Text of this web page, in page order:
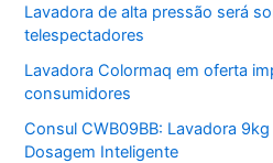
Lavadora de alta pressão será
telespectadores
Lavadora Colormaq em oferta
consumidores
Consul CWB09BB: Lavadora
Dosagem Inteligente